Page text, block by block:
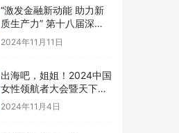
“激发金融新动能 助力新
质生产力” 第十八届深圳
国际金融博览会正式开幕
2024年11月11日
出海吧，姐姐！2024中国
女性领航者大会暨天下女
人国际论坛十周年庆典成
功举行
2024年11月4日